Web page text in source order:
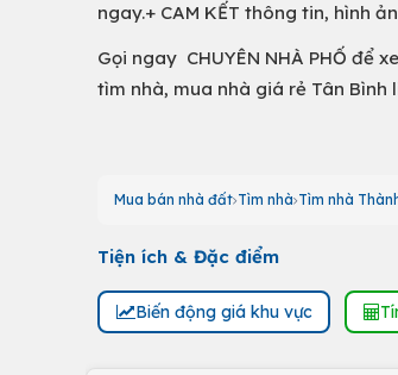
ngay.+ CAM KẾT thông tin, hình
Gọi ngay CHUYÊN NHÀ PHỐ để
tìm nhà, mua nhà giá rẻ Tân Bình
Mua bán nhà đất Tìm nhà Tìm nhà
Tiện ích & Đặc điểm
Biến động giá khu vực